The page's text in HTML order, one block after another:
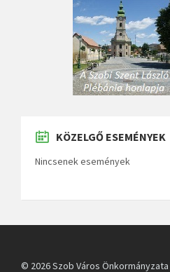
KÖZELGŐ ESEMÉNYEK
Nincsenek események
© 2026 Szob Város Önkormányzata